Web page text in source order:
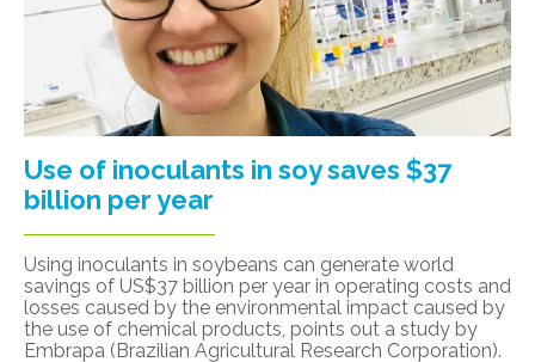
Use of inoculants in soy saves $37
billion per year
Using inoculants in soybeans can generate world
savings of US$37 billion per year in operating costs and
losses caused by the environmental impact caused by
the use of chemical products, points out a study by
Embrapa (Brazilian Agricultural Research Corporation).